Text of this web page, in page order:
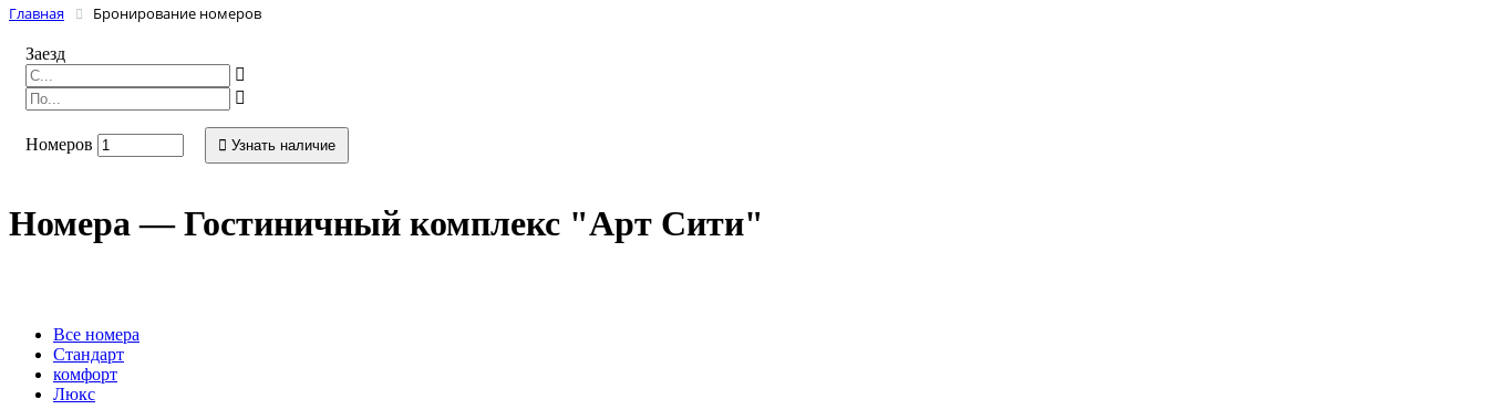
Главная Бронирование номеров
Заезд
Номеров Узнать наличие
Номера — Гостиничный комплекс "Арт Сити"
Вcе номера
Стандарт
комфорт
Люкс